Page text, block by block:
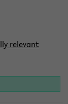
relevant